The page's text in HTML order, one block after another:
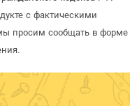
с фактическими
просим сообщать в форме